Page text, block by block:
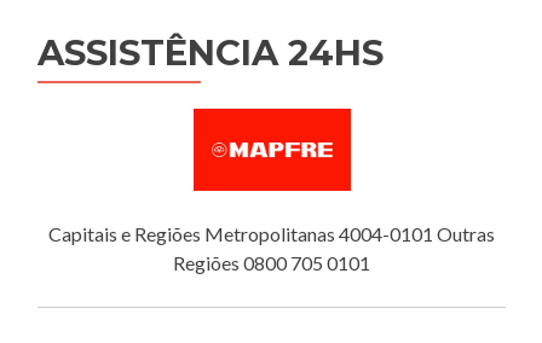
ASSISTÊNCIA 24HS
Capitais e Regiões Metropolitanas 4004-0101 Outras
Regiões 0800 705 0101